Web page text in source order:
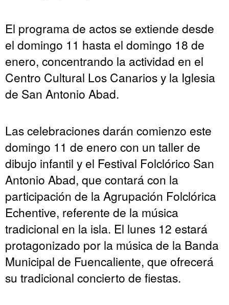
El programa de actos se extiende desde
el domingo 11 hasta el domingo 18 de
enero, concentrando la actividad en el
Centro Cultural Los Canarios y la Iglesia
de San Antonio Abad.
Las celebraciones darán comienzo este
domingo 11 de enero con un taller de
dibujo infantil y el Festival Folclórico San
Antonio Abad, que contará con la
participación de la Agrupación Folclórica
Echentive, referente de la música
tradicional en la isla. El lunes 12 estará
protagonizado por la música de la Banda
Municipal de Fuencaliente, que ofrecerá
su tradicional concierto de fiestas.